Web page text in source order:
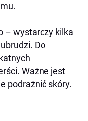
– wystarczy kilka
Do
Ważne jest
podrażnić skóry.